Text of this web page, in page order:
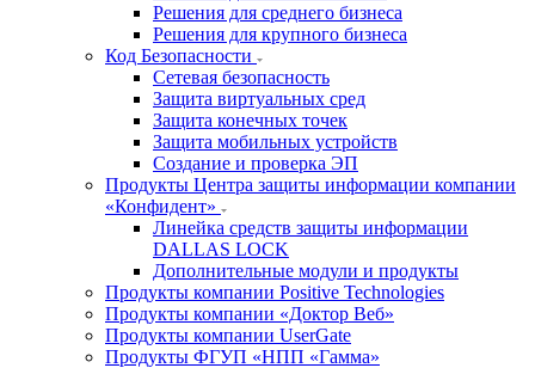
Решения для среднего бизнеса
Решения для крупного бизнеса
Код Безопасности
Сетевая безопасность
Защита виртуальных сред
Защита конечных точек
Защита мобильных устройств
Создание и проверка ЭП
Продукты Центра защиты информации компании
«Конфидент»
Линейка средств защиты информации
DALLAS LOCK
Дополнительные модули и продукты
Продукты компании Positive Technologies
Продукты компании «Доктор Веб»
Продукты компании UserGate
Продукты ФГУП «НПП «Гамма»